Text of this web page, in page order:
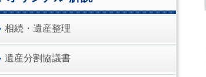
相続・遺産整理
遺産分割協議書